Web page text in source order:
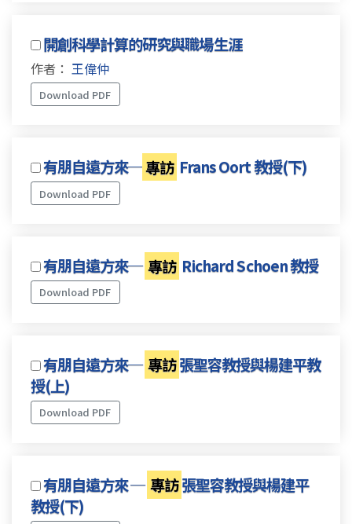
開創科學計算的研究與職場生涯
作者： 王偉仲
Download PDF
有朋自遠方來─專訪 Frans Oort 教授(下)
Download PDF
有朋自遠方來─專訪 Richard Schoen 教授
Download PDF
有朋自遠方來─專訪張聖容教授與楊建平教
授(上)
Download PDF
有朋自遠方來 ─專訪張聖容教授與楊建平
教授(下)